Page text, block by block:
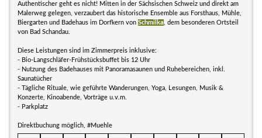
Authentischer geht es nicht! Mitten in der Sächsischen Schweiz und direkt am
Malerweg gelegen, verzaubert das historische Ensemble aus Forsthaus, Mühle,
Biergarten und Badehaus im Dorfkern von Schmilka , dem besonderen Ortsteil
von Bad Schandau.
Diese Leistungen sind im Zimmerpreis inklusive:
- Bio-Langschläfer-Frühstücksbuffet bis 12 Uhr
- Nutzung des Badehauses mit Panoramasaunen und Ruhebereichen, inkl.
Saunatücher
- Tägliche Rituale, wie geführte Wanderungen, Yoga, Lesungen, Musik &
Konzerte, Kinoabende, Vorträge u.v.m.
- Parkplatz
Direktbuchung möglich, #Muehle